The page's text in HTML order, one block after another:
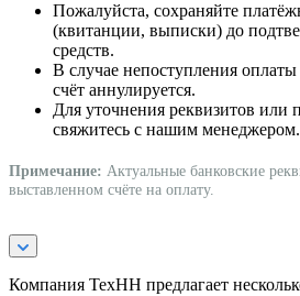
Пожалуйста, сохраняйте
(квитанции, выписки) до
средств.
В случае непоступления
счёт аннулируется.
Для уточнения реквизитов или
свяжитесь с нашим менеджером.
Примечание: Актуальные банковские
выставленном счёте на оплату.
Компания ТехНН предлагает